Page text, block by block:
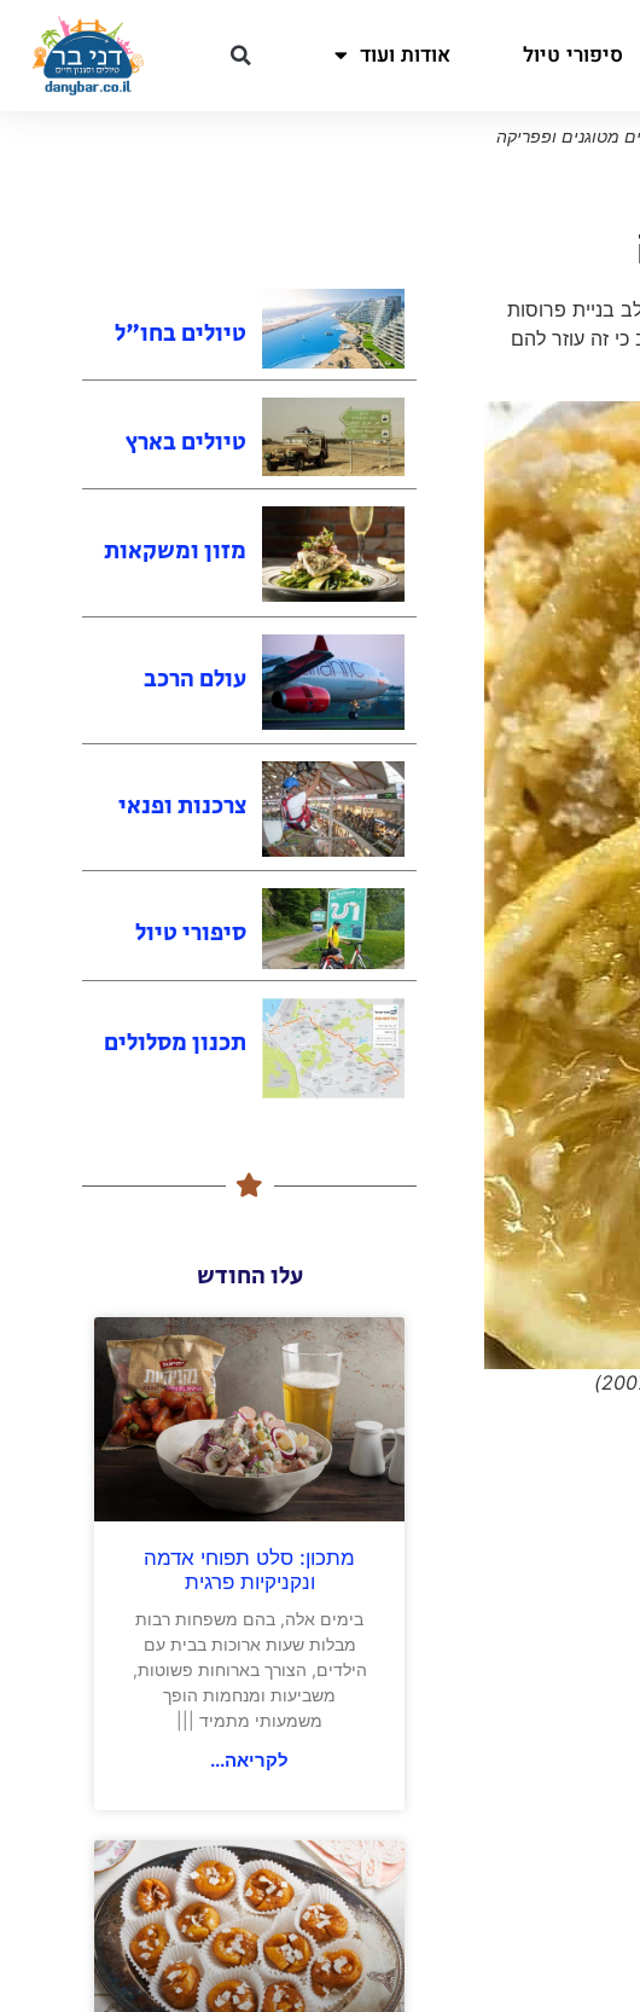
סיפורי טיול אודות ועוד
מטוגנים ופפריקה
בניית פרוסות
כי זה עוזר להם
טיולים בחו"ל
טיולים בארץ
מזון ומשקאות
עולם הרכב
צרכנות ופנאי
סיפורי טיול
תכנון מסלולים
עלו החודש
מתכון: סלט תפוחי אדמה
ונקניקיות פרגית
בימים אלה, בהם משפחות רבות
מבלות שעות ארוכות בבית עם
הילדים, הצורך בארוחות פשוטות,
משביעות ומנחמות הופך
משמעותי מתמיד |||
לקריאה...